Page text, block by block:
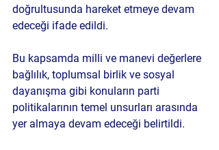
doğrultusunda hareket etmeye devam
edeceği ifade edildi.
Bu kapsamda milli ve manevi değerlere
bağlılık, toplumsal birlik ve sosyal
dayanışma gibi konuların parti
politikalarının temel unsurları arasında
yer almaya devam edeceği belirtildi.